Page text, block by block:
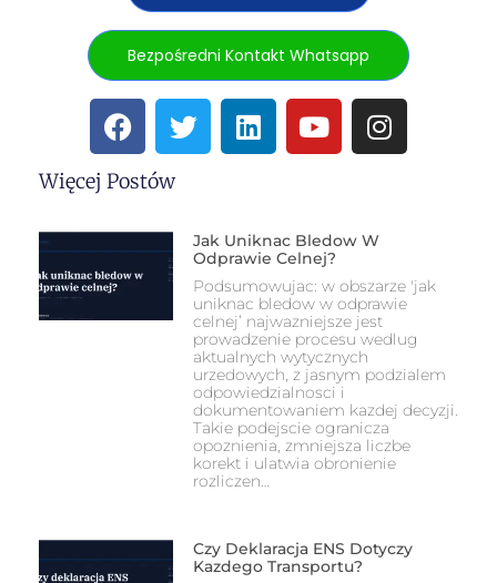
Bezpośredni Kontakt Whatsapp
Więcej Postów
Jak Uniknac Bledow W
Odprawie Celnej?
Podsumowujac: w obszarze 'jak
uniknac bledow w odprawie
celnej’ najwazniejsze jest
prowadzenie procesu wedlug
aktualnych wytycznych
urzedowych, z jasnym podzialem
odpowiedzialnosci i
dokumentowaniem kazdej decyzji.
Takie podejscie ogranicza
opoznienia, zmniejsza liczbe
korekt i ulatwia obronienie
rozliczen…
Czy Deklaracja ENS Dotyczy
Kazdego Transportu?